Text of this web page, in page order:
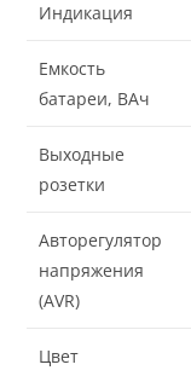
Индикация
Емкость
батареи, ВАч
Выходные
розетки
Авторегулятор
напряжения
(AVR)
Цвет